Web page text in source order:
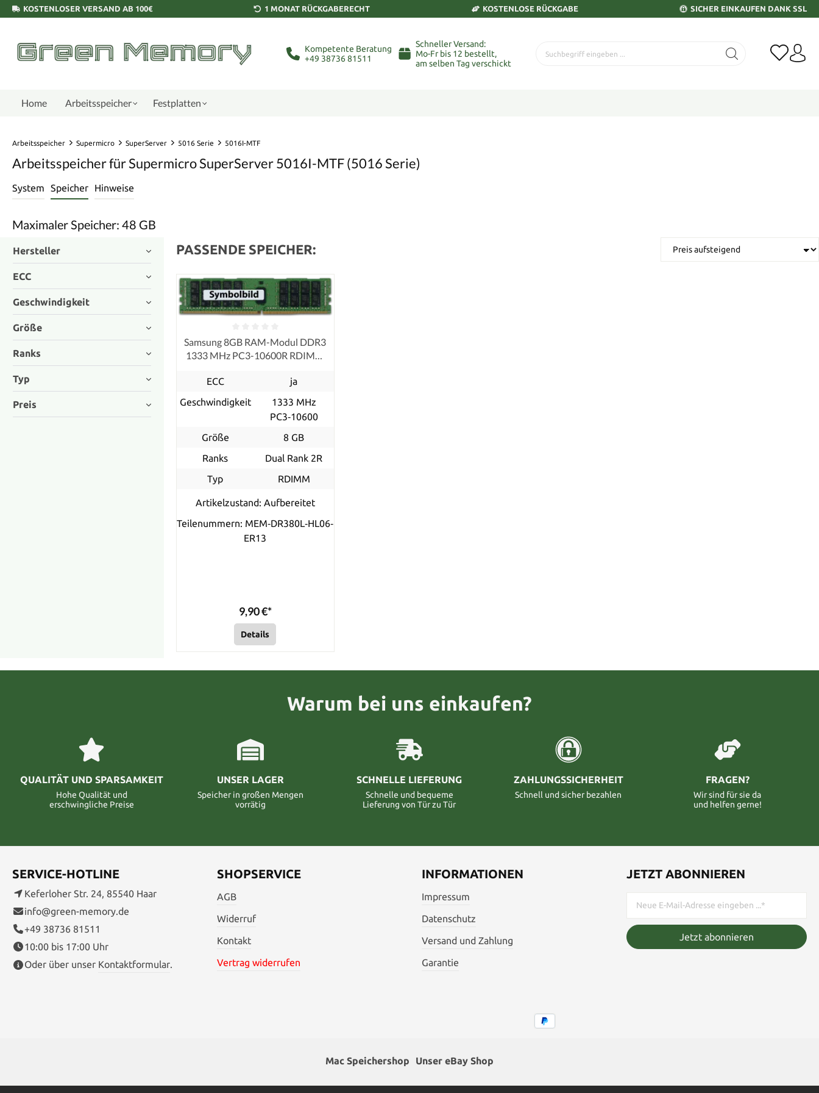
KOSTENLOSER VERSAND AB 100€ 1 MONAT RÜCKGABERECHT KOSTENLOSE RÜCKGABE SICHER EINKAUFEN DANK SSL
Kompetente Beratung
+49 38736 81511
Schneller Versand:
Mo-Fr bis 12 bestellt,
am selben Tag verschickt
Home Arbeitsspeicher Festplatten
Arbeitsspeicher Supermicro SuperServer 5016 Serie 5016I-MTF
Arbeitsspeicher für Supermicro SuperServer 5016I-MTF (5016 Serie)
System Speicher Hinweise
Maximaler Speicher: 48 GB
Hersteller
ECC
Geschwindigkeit
Größe
Ranks
Typ
Preis
PASSENDE SPEICHER:
Samsung 8GB RAM-Modul DDR3
1333 MHz PC3-10600R RDIMM
ECC
ja
Geschwindigkeit
1333 MHz
PC3‑10600
Größe
8 GB
Ranks
Dual Rank 2R
Typ
RDIMM
Artikelzustand: Aufbereitet
Teilenummern: MEM‐DR380L‐HL06‐
ER13
9,90 €*
Details
Warum bei uns einkaufen?
QUALITÄT UND SPARSAMKEIT
Hohe Qualität und
erschwingliche Preise
UNSER LAGER
Speicher in großen Mengen
vorrätig
SCHNELLE LIEFERUNG
Schnelle und bequeme
Lieferung von Tür zu Tür
ZAHLUNGSSICHERHEIT
Schnell und sicher bezahlen
FRAGEN?
Wir sind für sie da
und helfen gerne!
SERVICE-HOTLINE
Keferloher Str. 24, 85540 Haar
info@green-memory.de
+49 38736 81511
10:00 bis 17:00 Uhr
Oder über unser Kontaktformular.
SHOPSERVICE
AGB
Widerruf
Kontakt
Vertrag widerrufen
INFORMATIONEN
Impressum
Datenschutz
Versand und Zahlung
Garantie
JETZT ABONNIEREN
Jetzt abonnieren
Mac Speichershop Unser eBay Shop